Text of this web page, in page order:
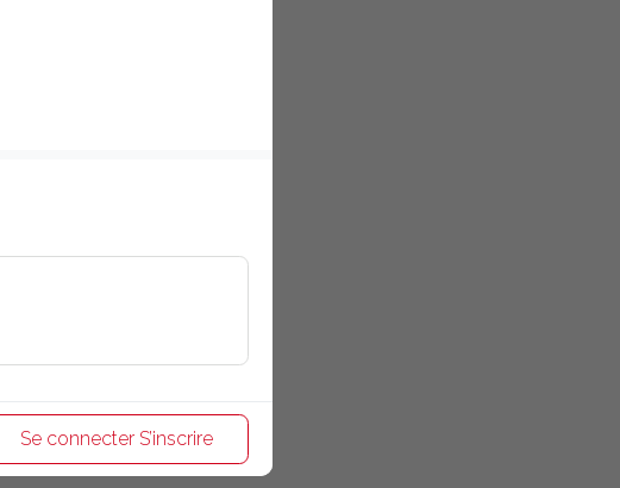
Se connecter S’inscrire